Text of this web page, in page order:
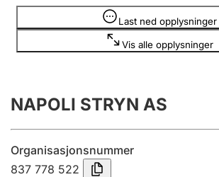
Registrere, endre, slette
Årsregnskap
Innsending og forsinkelsesgebyr
Last ned opplysninger
Vis alle opplysninger
Opplysninger er skjult
NAPOLI STRYN AS
Organisasjonsnummer
837 778 522